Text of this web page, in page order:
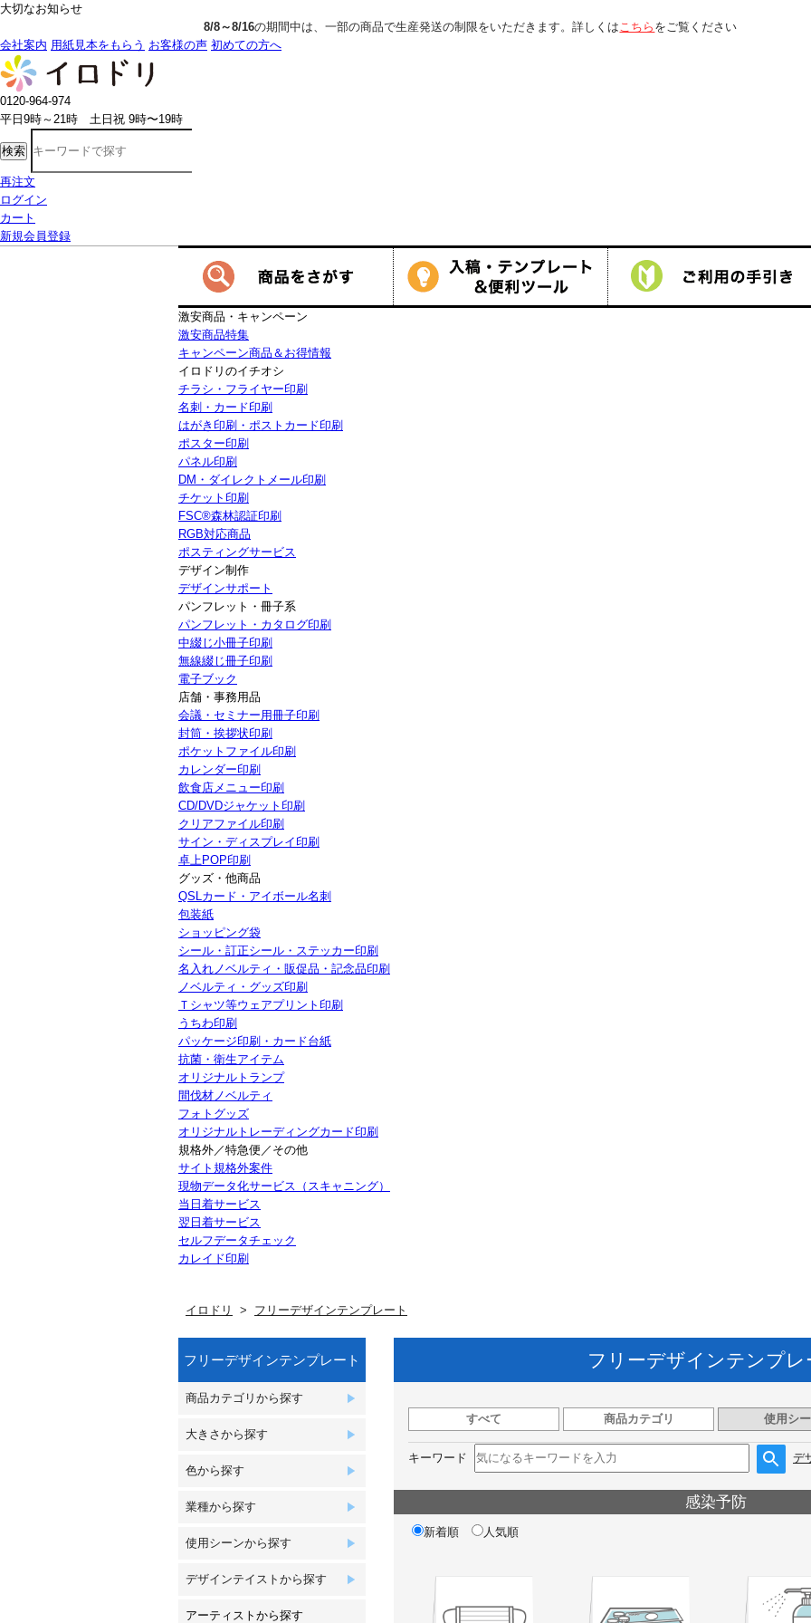
大切なお知らせ
の期間中は、一部の商品で生産発送の制限をいただきます。詳しくはこちらをご覧ください
会社案内 用紙見本をもらう お客様の声 初めての方へ
0120-964-974
平日9時～21時 土日祝 9時〜19時
検索
再注文
ログイン
カート
新規会員登録
激安商品・キャンペーン
激安商品特集
キャンペーン商品＆お得情報
イロドリのイチオシ
チラシ・フライヤー印刷
名刺・カード印刷
はがき印刷・ポストカード印刷
ポスター印刷
パネル印刷
DM・ダイレクトメール印刷
チケット印刷
FSC®森林認証印刷
RGB対応商品
ポスティングサービス
デザイン制作
デザインサポート
パンフレット・冊子系
パンフレット・カタログ印刷
中綴じ小冊子印刷
無線綴じ冊子印刷
電子ブック
店舗・事務用品
会議・セミナー用冊子印刷
封筒・挨拶状印刷
ポケットファイル印刷
カレンダー印刷
飲食店メニュー印刷
CD/DVDジャケット印刷
クリアファイル印刷
サイン・ディスプレイ印刷
卓上POP印刷
グッズ・他商品
QSLカード・アイボール名刺
包装紙
ショッピング袋
シール・訂正シール・ステッカー印刷
名入れノベルティ・販促品・記念品印刷
ノベルティ・グッズ印刷
Ｔシャツ等ウェアプリント印刷
うちわ印刷
パッケージ印刷・カード台紙
抗菌・衛生アイテム
オリジナルトランプ
間伐材ノベルティ
フォトグッズ
オリジナルトレーディングカード印刷
規格外／特急便／その他
サイト規格外案件
現物データ化サービス（スキャニング）
当日着サービス
翌日着サービス
セルフデータチェック
カレイド印刷
イロドリ フリーデザインテンプレート
フリーデザインテンプレート
商品カテゴリから探す
大きさから探す
色から探す
業種から探す
使用シーンから探す
デザインテイストから探す
アーティストから探す
フリーデザインテンプレ
すべて 商品カテゴリ 使用シ
キーワード デ
感染予防
新着順 人気順